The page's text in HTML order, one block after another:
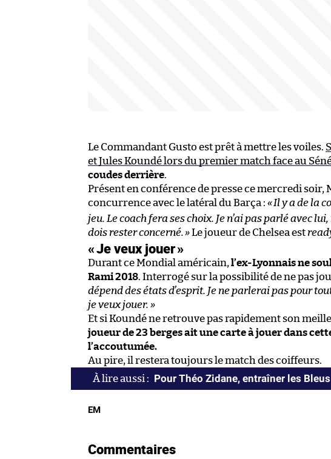
Le Commandant Gusto est prêt à mettre les voiles.
et Jules Koundé lors du premier match face au
coudes derrière.
Présent en conférence de presse ce mercredi soir,
concurrence avec le latéral du Barça : «Il y a de la
jeu. Le coach fera ses choix. Je n’ai pas parlé avec
dois rester concerné.»Le joueur de Chelsea est
«Je veux jouer»
Durant ce Mondial américain, l’ex-Lyonnais ne
Rami 2018. Interrogé sur la possibilité de ne pas
dépend des états d’esprit. Je ne parlerai pas pour
je veux jouer. »
Et si Koundé ne retrouve pas rapidement son
joueur de 23 berges ait une carte à jouer dans
l’accoutumée.
Au pire, il restera toujours le match des coiffeurs.
Pour Théo Zidane, entraîner les
EM
Commentaires